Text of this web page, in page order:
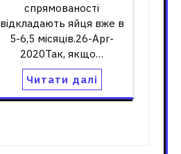
спрямованості
відкладають яйця вже в
5-6,5 місяців.26-Apr-
2020Так, якщо…
Читати далі